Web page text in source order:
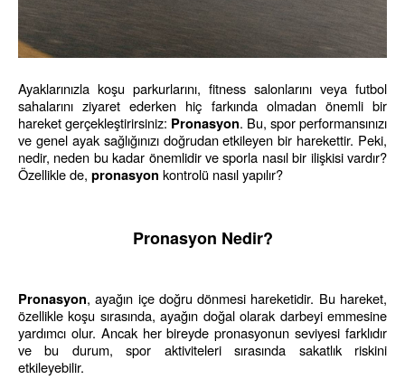
Ayaklarınızla koşu parkurlarını, fitness salonlarını veya futbol
sahalarını ziyaret ederken hiç farkında olmadan önemli bir
hareket gerçekleştirirsiniz: Pronasyon. Bu, spor performansınızı
ve genel ayak sağlığınızı doğrudan etkileyen bir harekettir. Peki,
nedir, neden bu kadar önemlidir ve sporla nasıl bir ilişkisi vardır?
Özellikle de, pronasyon kontrolü nasıl yapılır?
Pronasyon Nedir?
Pronasyon, ayağın içe doğru dönmesi hareketidir. Bu hareket,
özellikle koşu sırasında, ayağın doğal olarak darbeyi emmesine
yardımcı olur. Ancak her bireyde pronasyonun seviyesi farklıdır
ve bu durum, spor aktiviteleri sırasında sakatlık riskini
etkileyebilir.